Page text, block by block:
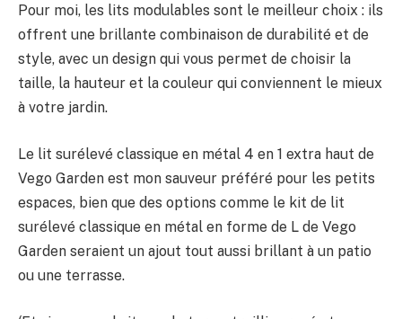
Pour moi, les lits modulables sont le meilleur choix : ils
offrent une brillante combinaison de durabilité et de
style, avec un design qui vous permet de choisir la
taille, la hauteur et la couleur qui conviennent le mieux
à votre jardin.
Le lit surélevé classique en métal 4 en 1 extra haut de
Vego Garden est mon sauveur préféré pour les petits
espaces, bien que des options comme le kit de lit
surélevé classique en métal en forme de L de Vego
Garden seraient un ajout tout aussi brillant à un patio
ou une terrasse.